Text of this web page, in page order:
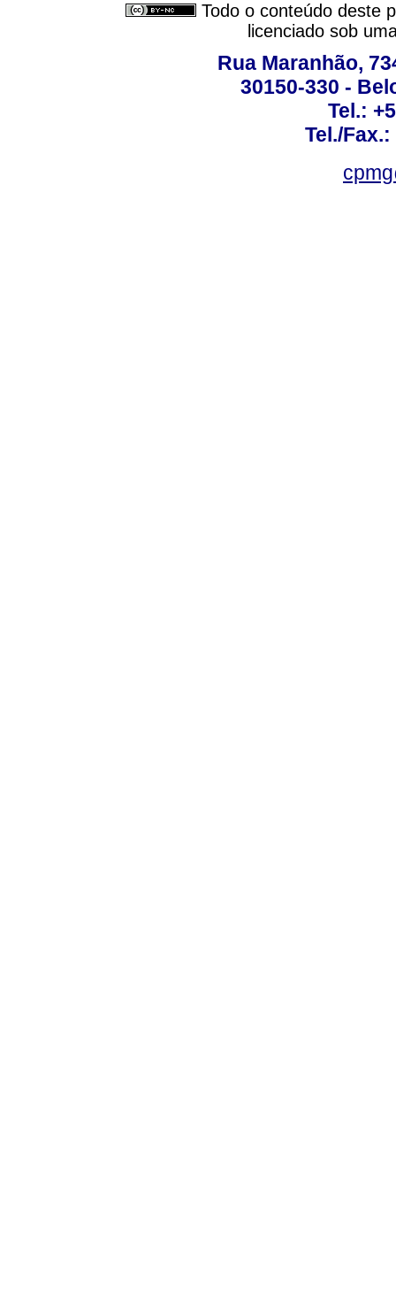
Todo o conteúdo deste
licenciado sob
Rua Maranhão,
30150-330 -
Tel.:
Tel./Fax.: